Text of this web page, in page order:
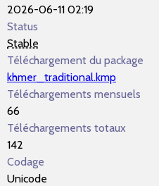
2026-06-11 02:19
Status
Stable
Téléchargement du package
khmer_traditional.kmp
Téléchargements mensuels
66
Téléchargements totaux
142
Codage
Unicode